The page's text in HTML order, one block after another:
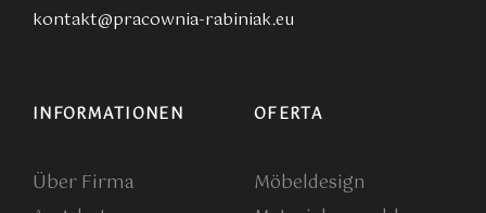
kontakt@pracownia-rabiniak.eu
INFORMATIONEN
Über Firma
OFERTA
Möbeldesign